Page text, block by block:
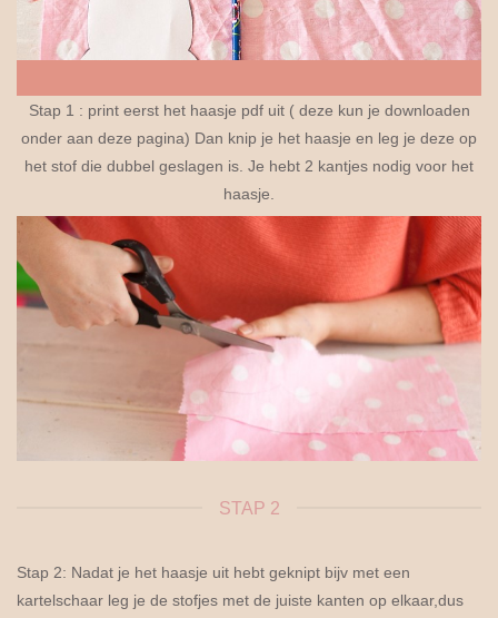
Stap 1 : print eerst het haasje pdf uit ( deze kun je downloaden
onder aan deze pagina) Dan knip je het haasje en leg je deze op
het stof die dubbel geslagen is. Je hebt 2 kantjes nodig voor het
haasje.
STAP 2
Stap 2: Nadat je het haasje uit hebt geknipt bijv met een
kartelschaar leg je de stofjes met de juiste kanten op elkaar,dus